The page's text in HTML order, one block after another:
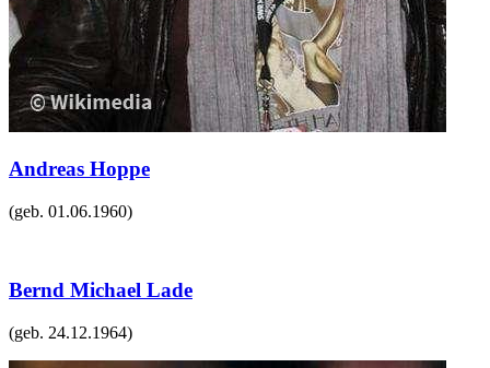
Andreas Hoppe
(geb. 01.06.1960)
Bernd Michael Lade
(geb. 24.12.1964)